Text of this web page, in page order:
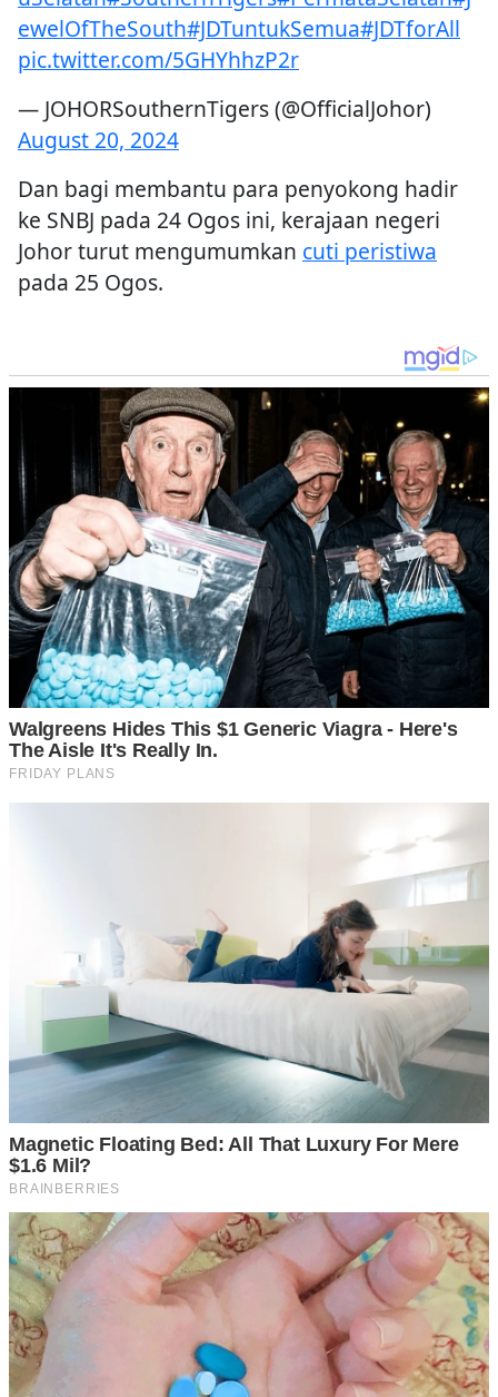
ewelOfTheSouth#JDTuntukSemua#JDTforAll
pic.twitter.com/5GHYhhzP2r
— JOHORSouthernTigers (@OfficialJohor)
August 20, 2024
Dan bagi membantu para penyokong hadir
ke SNBJ pada 24 Ogos ini, kerajaan negeri
Johor turut mengumumkan cuti peristiwa
pada 25 Ogos.